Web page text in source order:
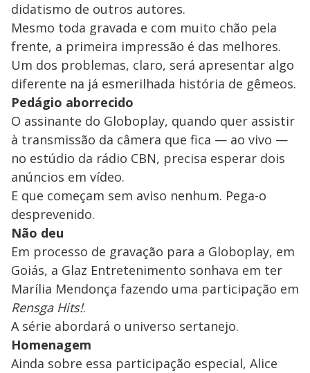
didatismo de outros autores.
Mesmo toda gravada e com muito chão pela
frente, a primeira impressão é das melhores.
Um dos problemas, claro, será apresentar algo
diferente na já esmerilhada história de gêmeos.
Pedágio aborrecido
O assinante do Globoplay, quando quer assistir
à transmissão da câmera que fica — ao vivo —
no estúdio da rádio CBN, precisa esperar dois
anúncios em vídeo.
E que começam sem aviso nenhum. Pega-o
desprevenido.
Não deu
Em processo de gravação para a Globoplay, em
Goiás, a Glaz Entretenimento sonhava em ter
Marília Mendonça fazendo uma participação em
Rensga Hits!.
A série abordará o universo sertanejo.
Homenagem
Ainda sobre essa participação especial, Alice